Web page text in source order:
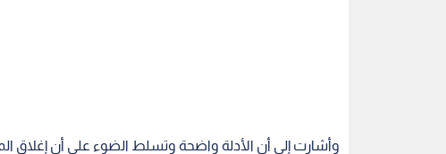
وأشارت إلى أن الأدلة واضحة وتسلط الضوء على أن إغلاق